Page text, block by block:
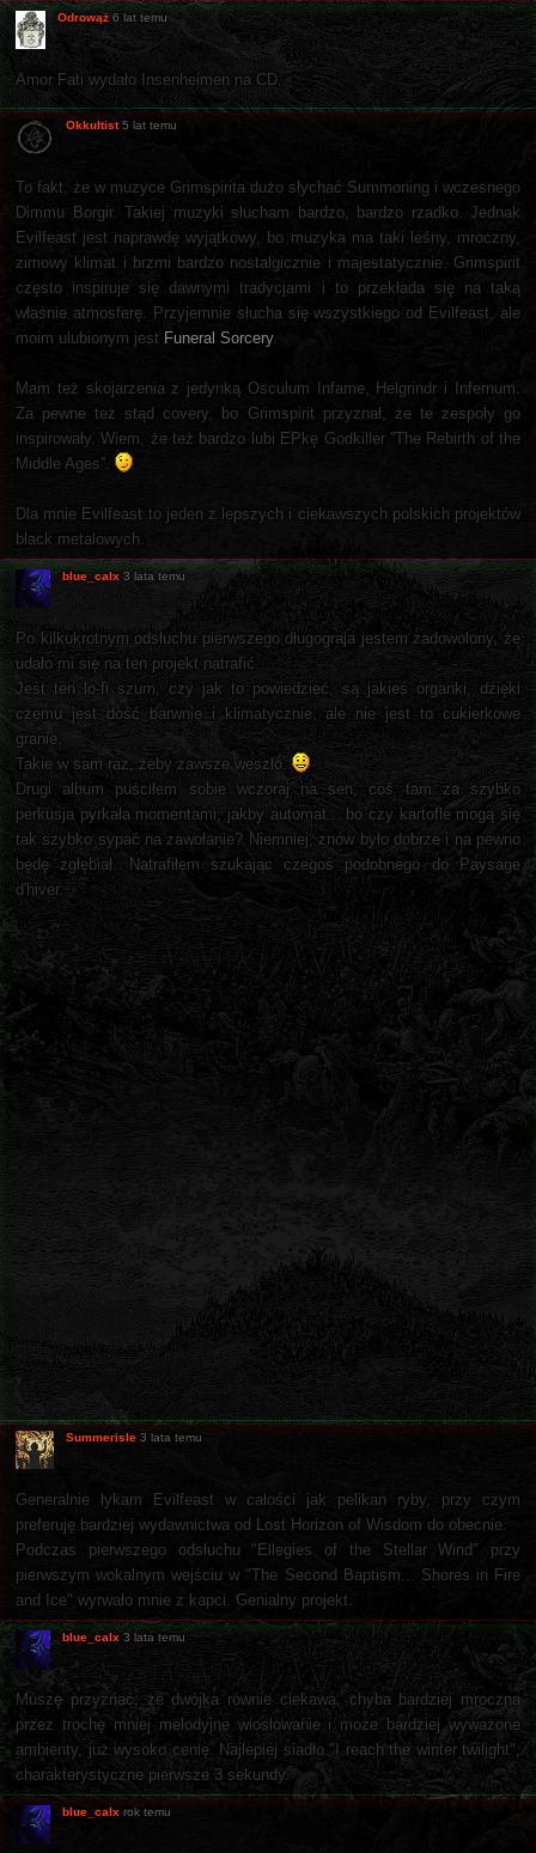
Odrowąż 6 lat temu
Amor Fati wydało Insenheimen na CD.
Okkultist 5 lat temu
To fakt, że w muzyce Grimspirita dużo słychać Summoning i wczesnego
Dimmu Borgir. Takiej muzyki słucham bardzo, bardzo rzadko. Jednak
Evilfeast jest naprawdę wyjątkowy, bo muzyka ma taki leśny, mroczny,
zimowy klimat i brzmi bardzo nostalgicznie i majestatycznie. Grimspirit
często inspiruje się dawnymi tradycjami i to przekłada się na taką
właśnie atmosferę. Przyjemnie słucha się wszystkiego od Evilfeast, ale
moim ulubionym jest Funeral Sorcery.
Mam też skojarzenia z jedynką Osculum Infame, Helgrindr i Infernum.
Za pewne też stąd covery, bo Grimspirit przyznał, że te zespoły go
inspirowały. Wiem, że też bardzo lubi EPkę Godkiller ''The Rebirth of the
Middle Ages''.
Dla mnie Evilfeast to jeden z lepszych i ciekawszych polskich projektów
black metalowych.
blue_calx 3 lata temu
Po kilkukrotnym odsłuchu pierwszego długograja jestem zadowolony, że
udało mi się na ten projekt natrafić.
Jest ten lo-fi szum, czy jak to powiedzieć, są jakieś organki, dzięki
czemu jest dość barwnie i klimatycznie, ale nie jest to cukierkowe
granie.
Takie w sam raz, żeby zawsze weszło.
Drugi album puściłem sobie wczoraj na sen, coś tam za szybko
perkusja pyrkała momentami, jakby automat... bo czy kartofle mogą się
tak szybko sypać na zawołanie? Niemniej, znów było dobrze i na pewno
będę zgłębiał. Natrafiłem szukając czegoś podobnego do Paysage
d'hiver.
Summerisle 3 lata temu
Generalnie łykam Evilfeast w całości jak pelikan ryby, przy czym
preferuję bardziej wydawnictwa od Lost Horizon of Wisdom do obecnie.
Podczas pierwszego odsłuchu "Ellegies of the Stellar Wind" przy
pierwszym wokalnym wejściu w "The Second Baptism... Shores in Fire
and Ice" wyrwało mnie z kapci. Genialny projekt.
blue_calx 3 lata temu
Muszę przyznać, że dwójka równie ciekawa, chyba bardziej mroczna
przez trochę mniej melodyjne wiosłowanie i może bardziej wyważone
ambienty, już wysoko cenię. Najlepiej siadło "I reach the winter twilight",
charakterystyczne pierwsze 3 sekundy.
blue_calx rok temu